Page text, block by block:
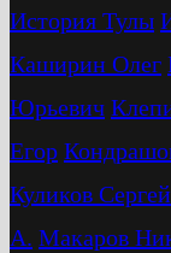
История Тулы
Каширин Олег
Юрьевич
Егор
Куликов Сергей
А. Макаров